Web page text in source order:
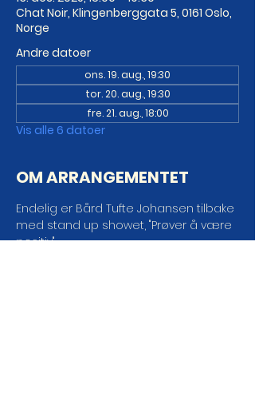
Chat Noir, Klingenberggata 5, 0161 Oslo,
Norge
Andre datoer
ons. 19. aug., 19:30
tor. 20. aug., 19:30
fre. 21. aug., 18:00
Vis alle 6 datoer
OM ARRANGEMENTET
Endelig er Bård Tufte Johansen tilbake
med stand up showet, "Prøver å være
positiv".